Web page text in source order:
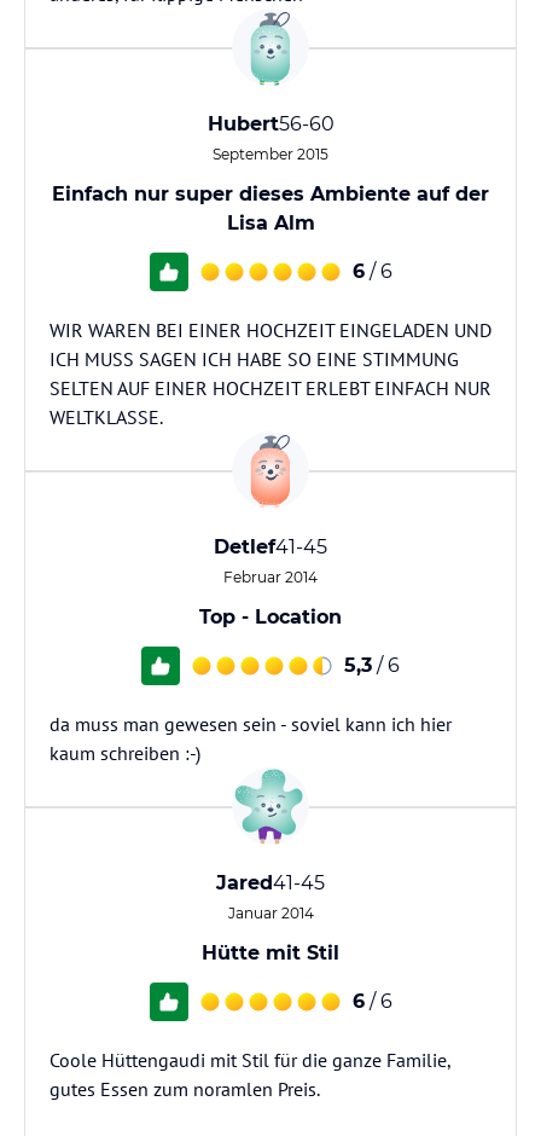
Hubert56-60
September 2015
Einfach nur super dieses Ambiente auf der
Lisa Alm
6 / 6
WIR WAREN BEI EINER HOCHZEIT EINGELADEN UND
ICH MUSS SAGEN ICH HABE SO EINE STIMMUNG
SELTEN AUF EINER HOCHZEIT ERLEBT EINFACH NUR
WELTKLASSE.
Detlef41-45
Februar 2014
Top - Location
5,3 / 6
da muss man gewesen sein - soviel kann ich hier
kaum schreiben :-)
Jared41-45
Januar 2014
Hütte mit Stil
6 / 6
Coole Hüttengaudi mit Stil für die ganze Familie,
gutes Essen zum noramlen Preis.